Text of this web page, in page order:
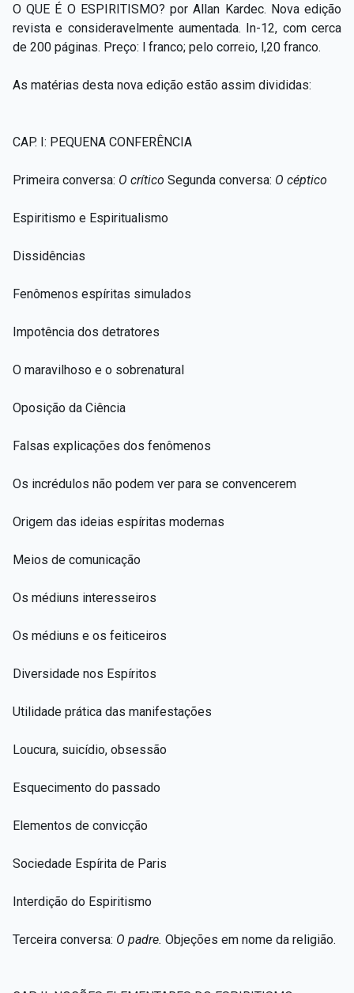
O QUE É O ESPIRITISMO? por Allan Kardec. Nova edição
revista e consideravelmente aumentada. In-12, com cerca
de 200 páginas. Preço: l franco; pelo correio, l,20 franco.
As matérias desta nova edição estão assim divididas:
CAP. I: PEQUENA CONFERÊNCIA
Primeira conversa: O crítico Segunda conversa: O céptico
Espiritismo e Espiritualismo
Dissidências
Fenômenos espíritas simulados
Impotência dos detratores
O maravilhoso e o sobrenatural
Oposição da Ciência
Falsas explicações dos fenômenos
Os incrédulos não podem ver para se convencerem
Origem das ideias espíritas modernas
Meios de comunicação
Os médiuns interesseiros
Os médiuns e os feiticeiros
Diversidade nos Espíritos
Utilidade prática das manifestações
Loucura, suicídio, obsessão
Esquecimento do passado
Elementos de convicção
Sociedade Espírita de Paris
Interdição do Espiritismo
Terceira conversa: O padre. Objeções em nome da religião.